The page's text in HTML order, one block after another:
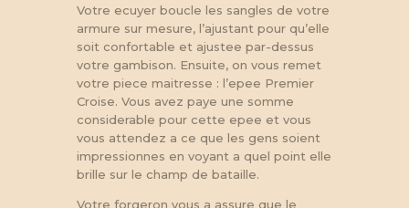
Votre ecuyer boucle les sangles de votre
armure sur mesure, l’ajustant pour qu’elle
soit confortable et ajustee par-dessus
votre gambison. Ensuite, on vous remet
votre piece maitresse : l’epee Premier
Croise. Vous avez paye une somme
considerable pour cette epee et vous
vous attendez a ce que les gens soient
impressionnes en voyant a quel point elle
brille sur le champ de bataille.
Votre forgeron vous a assure que le